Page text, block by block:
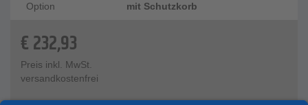
Option mit Schutzkorb
€232,93
Preis inkl. MwSt.
versandkostenfrei